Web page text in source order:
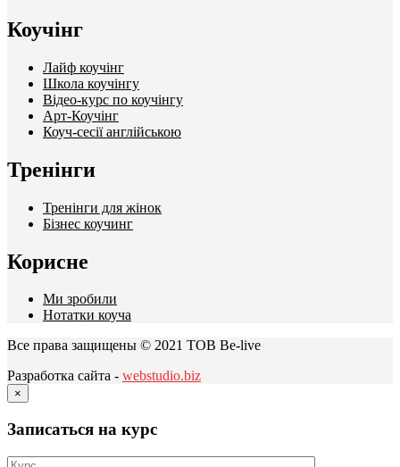
Коучінг
Лайф коучінг
Школа коучінгу
Відео-курс по коучінгу
Арт-Коучінг
Коуч-сесії англійською
Тренінги
Тренінги для жінок
Бізнес коучинг
Корисне
Ми зробили
Нотатки коуча
Все права защищены © 2021 ТОВ Be-live
Разработка сайта - webstudio.biz
×
Записаться на курс